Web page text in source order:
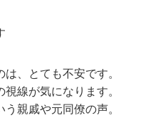
、とても不安です。
線が気になります。
親戚や元同僚の声。